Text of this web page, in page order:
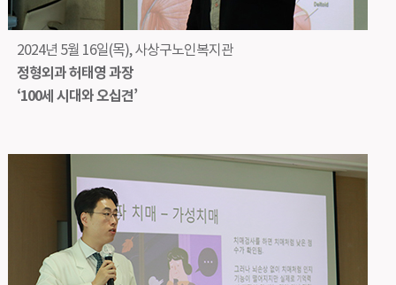
2024년 5월 16일(목), 사상구노인복지관
정형외과 허태영 과장
‘100세 시대와 오십견’